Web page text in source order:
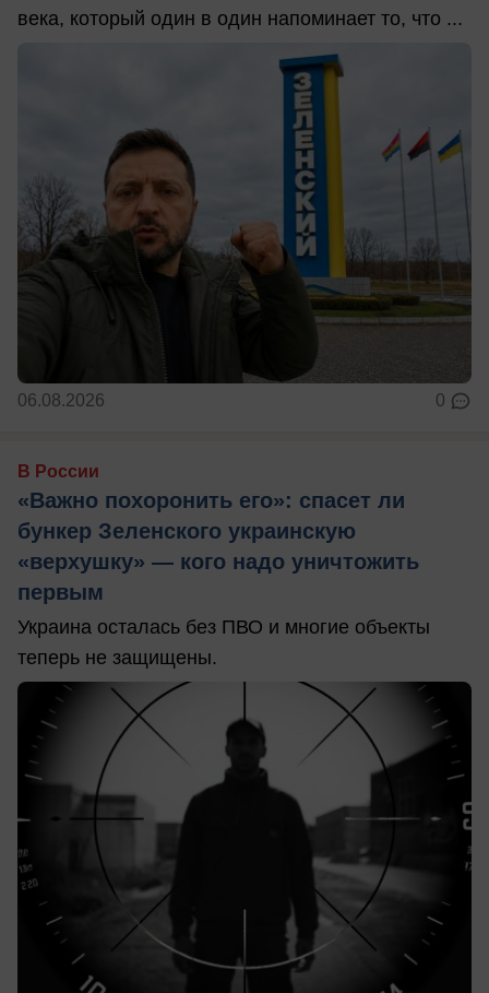
века, который один в один напоминает то, что ...
06.08.2026 0
В России
«Важно похоронить его»: спасет ли
бункер Зеленского украинскую
«верхушку» — кого надо уничтожить
первым
Украина осталась без ПВО и многие объекты
теперь не защищены.